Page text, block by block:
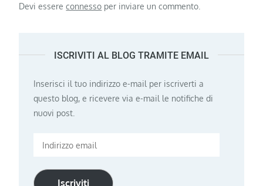
Devi essereconnesso per inviare un commento.
ISCRIVITI AL BLOG TRAMITE EMAIL
Inserisci il tuo indirizzo e-mail per iscriverti a
questo blog, e ricevere via e-mail le notifiche di
nuovi post.
Indirizzo
Iscriviti